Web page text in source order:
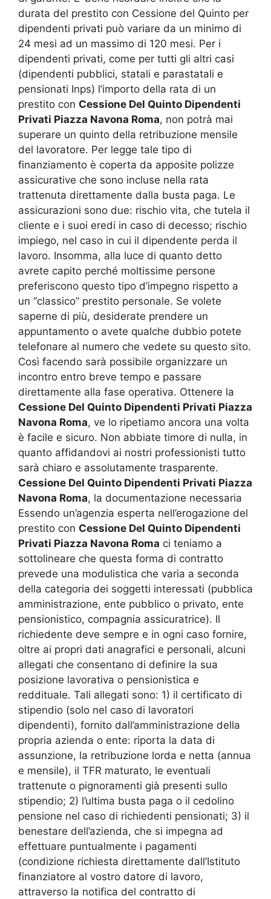
durata del prestito con Cessione del Quinto per
dipendenti privati può variare da un minimo di
24 mesi ad un massimo di 120 mesi. Per i
dipendenti privati, come per tutti gli altri casi
(dipendenti pubblici, statali e parastatali e
pensionati Inps) l’importo della rata di un
prestito con Cessione Del Quinto Dipendenti
Privati Piazza Navona Roma, non potrà mai
superare un quinto della retribuzione mensile
del lavoratore. Per legge tale tipo di
finanziamento è coperta da apposite polizze
assicurative che sono incluse nella rata
trattenuta direttamente dalla busta paga. Le
assicurazioni sono due: rischio vita, che tutela il
cliente e i suoi eredi in caso di decesso; rischio
impiego, nel caso in cui il dipendente perda il
lavoro. Insomma, alla luce di quanto detto
avrete capito perché moltissime persone
preferiscono questo tipo d’impegno rispetto a
un “classico” prestito personale. Se volete
saperne di più, desiderate prendere un
appuntamento o avete qualche dubbio potete
telefonare al numero che vedete su questo sito.
Così facendo sarà possibile organizzare un
incontro entro breve tempo e passare
direttamente alla fase operativa. Ottenere la
Cessione Del Quinto Dipendenti Privati Piazza
Navona Roma, ve lo ripetiamo ancora una volta
è facile e sicuro. Non abbiate timore di nulla, in
quanto affidandovi ai nostri professionisti tutto
sarà chiaro e assolutamente trasparente.
Cessione Del Quinto Dipendenti Privati Piazza
Navona Roma, la documentazione necessaria
Essendo un’agenzia esperta nell’erogazione del
prestito con Cessione Del Quinto Dipendenti
Privati Piazza Navona Roma ci teniamo a
sottolineare che questa forma di contratto
prevede una modulistica che varia a seconda
della categoria dei soggetti interessati (pubblica
amministrazione, ente pubblico o privato, ente
pensionistico, compagnia assicuratrice). Il
richiedente deve sempre e in ogni caso fornire,
oltre ai propri dati anagrafici e personali, alcuni
allegati che consentano di definire la sua
posizione lavorativa o pensionistica e
reddituale. Tali allegati sono: 1) il certificato di
stipendio (solo nel caso di lavoratori
dipendenti), fornito dall’amministrazione della
propria azienda o ente: riporta la data di
assunzione, la retribuzione lorda e netta (annua
e mensile), il TFR maturato, le eventuali
trattenute o pignoramenti già presenti sullo
stipendio; 2) l’ultima busta paga o il cedolino
pensione nel caso di richiedenti pensionati; 3) il
benestare dell’azienda, che si impegna ad
effettuare puntualmente i pagamenti
(condizione richiesta direttamente dall’Istituto
finanziatore al vostro datore di lavoro,
attraverso la notifica del contratto di